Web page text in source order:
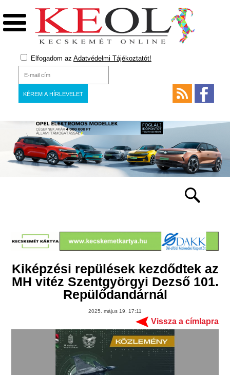
Elfogadom az Adatvédelmi Tájékoztatót!
Kiképzési repülések kezdődtek az
MH vitéz Szentgyörgyi Dezső 101.
Repülődandárnál
2025. május 19. 17:11
Vissza a címlapra